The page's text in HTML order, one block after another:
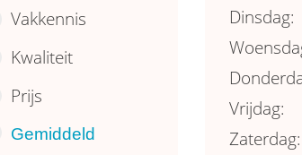
Vakkennis
Kwaliteit
Prijs
Gemiddeld
Dinsdag:
Vrijdag:
Zaterdag: